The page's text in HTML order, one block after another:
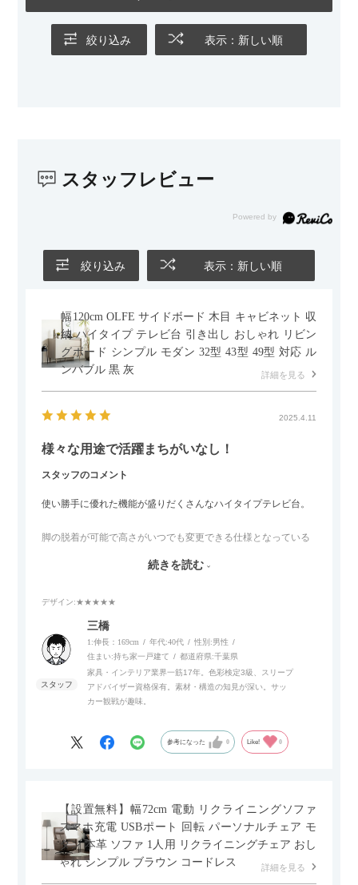
絞り込み 表示：新しい順
スタッフレビュー
絞り込み 表示：新しい順
幅120cm OLFE サイドボード 木目 キャビネット 収
納 ハイタイプ テレビ台 引き出し おしゃれ リビン
グボード シンプル モダン 32型 43型 49型 対応 ル
ンバブル 黒 灰
詳細を見る
2025.4.11
様々な用途で活躍まちがいなし！
スタッフのコメント
使い勝手に優れた機能が盛りだくさんなハイタイプテレビ台。
脚の脱着が可能で高さがいつでも変更できる仕様となっている
また、補助テーブルとして使用可能なスライドテーブルや収納
内部にもプリンターなどが置けるスライド棚板がついているの
でテレビ台以外にもオフィスなどでの収納家具やリビングでの
サイドボードとして多目的な用途に対応しています。
また、扉は横方向へのスライド式となっているので開閉時のス
ペースを最小限に抑えられ、省スペースでご利用いただけるの
続きを読む
デザイン:★★★★★
三橋
1:伸長：169cm 年代:40代 性別:男性
住まい:持ち家一戸建て 都道府県:千葉県
家具・インテリア業界一筋17年。色彩検定3級、スリープ
アドバイザー資格保有。素材・構造の知見が深い。サッ
カー観戦が趣味。
参考になった 0 Like! 0
【設置無料】幅72cm 電動 リクライニングソファ
スマホ充電 USBポート 回転 パーソナルチェア モ
ダン 本革 ソファ 1人用 リクライニングチェア おし
ゃれ シンプル ブラウン コードレス
詳細を見る